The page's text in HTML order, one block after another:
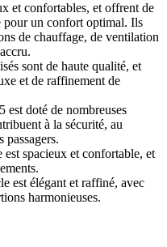
et confortables, et offrent de
pour un confort optimal. Ils
de chauffage, de ventilation
sont de haute qualité, et
et de raffinement de
est doté de nombreuses
à la sécurité, au
passagers.
est spacieux et confortable, et
est élégant et raffiné, avec
harmonieuses.